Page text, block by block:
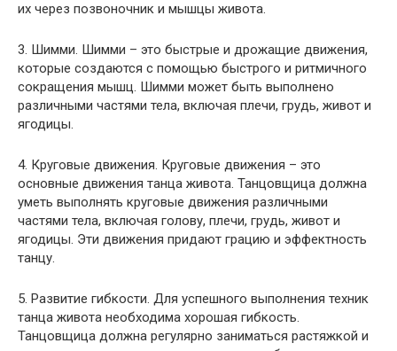
их через позвоночник и мышцы живота.
3. Шимми. Шимми – это быстрые и дрожащие движения,
которые создаются с помощью быстрого и ритмичного
сокращения мышц. Шимми может быть выполнено
различными частями тела, включая плечи, грудь, живот и
ягодицы.
4. Круговые движения. Круговые движения – это
основные движения танца живота. Танцовщица должна
уметь выполнять круговые движения различными
частями тела, включая голову, плечи, грудь, живот и
ягодицы. Эти движения придают грацию и эффектность
танцу.
5. Развитие гибкости. Для успешного выполнения техник
танца живота необходима хорошая гибкость.
Танцовщица должна регулярно заниматься растяжкой и